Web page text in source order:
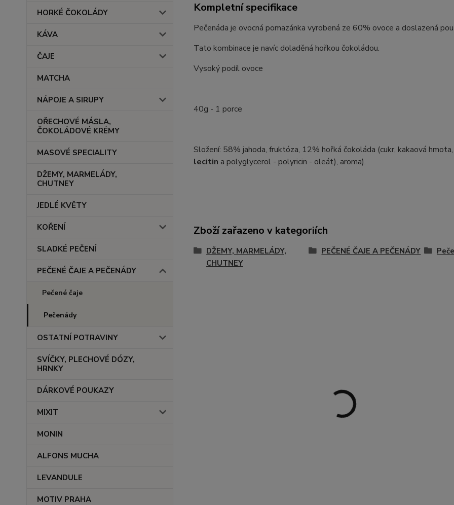
HORKÉ ČOKOLÁDY
KÁVA
ČAJE
MATCHA
NÁPOJE A SIRUPY
OŘECHOVÉ MÁSLA,
ČOKOLÁDOVÉ KRÉMY
MASOVÉ SPECIALITY
DŽEMY, MARMELÁDY,
CHUTNEY
JEDLÉ KVĚTY
KOŘENÍ
SLADKÉ PEČENÍ
PEČENÉ ČAJE A PEČENÁDY
Pečené čaje
Pečenády
OSTATNÍ POTRAVINY
SVÍČKY, PLECHOVÉ DÓZY,
HRNKY
DÁRKOVÉ POUKAZY
MIXIT
MONIN
ALFONS MUCHA
LEVANDULE
MOTIV PRAHA
Kompletní specifikace
Pečenáda je ovocná pomazánka vyrobená ze 60% ovoce a doslazená
Tato kombinace je navíc doladěná hořkou čokoládou.
Vysoký podíl ovoce
40g - 1 porce
Složení: 58% jahoda, fruktóza, 12% hořká čokoláda (cukr, kakaová
lecitin a polyglycerol - polyricin - oleát), aroma).
Zboží zařazeno v kategoriích
DŽEMY, MARMELÁDY,
CHUTNEY
PEČENÉ ČAJE A PEČENÁDY